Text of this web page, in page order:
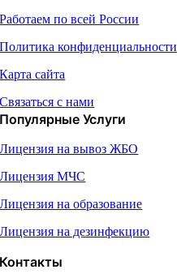
Работаем по всей России
Политика конфиденциальности
Карта сайта
Связаться с нами
Популярные Услуги
Лицензия на вывоз ЖБО
Лицензия МЧС
Лицензия на образование
Лицензия на дезинфекцию
Контакты